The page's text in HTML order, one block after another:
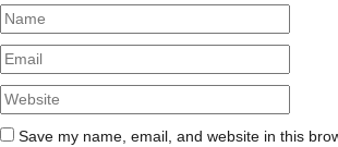
Name
Save my name, email, and website in this